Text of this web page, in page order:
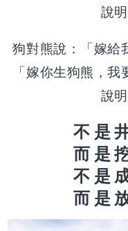
說明
狗對熊說：「嫁給
「嫁你生狗熊，
說明
不是
而是
不是
而是